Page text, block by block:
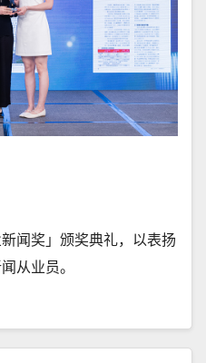
闻奖」颁奖典礼，以表扬
从业员。